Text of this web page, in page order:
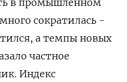
в промышленном
сократилась -
а темпы новых
частное
Индекс